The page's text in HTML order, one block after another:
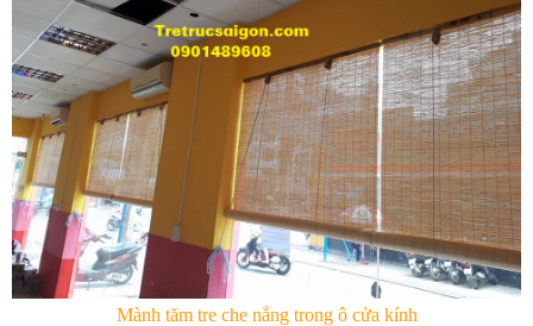
Mành tăm tre che nắng trong ô cửa kính